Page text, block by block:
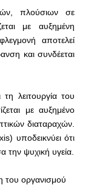
πλούσιων σε
με αυξημένη
αποτελεί
και συνδέεται
λειτουργία του
με αυξημένο
διαταραχών.
υποδεικνύει ότι
την ψυχική υγεία.
του οργανισμού